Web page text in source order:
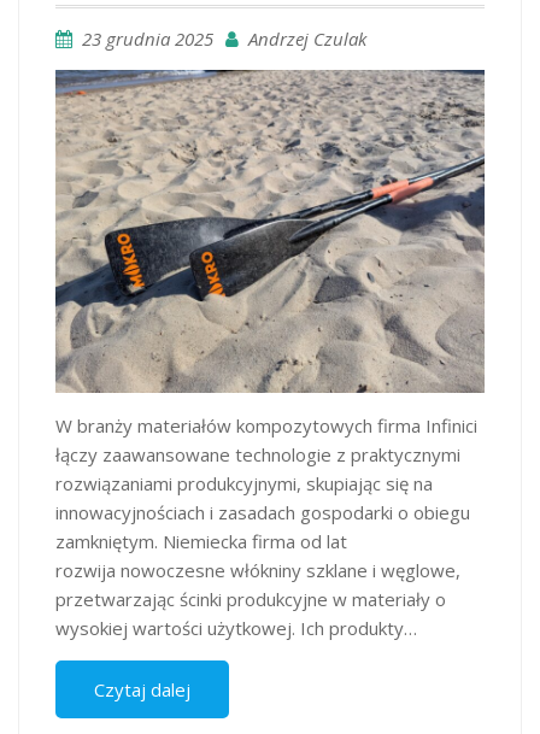
23 grudnia 2025 Andrzej Czulak
W branży materiałów kompozytowych firma Infinici
łączy zaawansowane technologie z praktycznymi
rozwiązaniami produkcyjnymi, skupiając się na
innowacyjnościach i zasadach gospodarki o obiegu
zamkniętym. Niemiecka firma od lat
rozwija nowoczesne włókniny szklane i węglowe,
przetwarzając ścinki produkcyjne w materiały o
wysokiej wartości użytkowej. Ich produkty…
Czytaj dalej